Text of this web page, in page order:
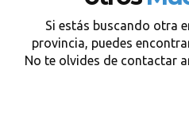
Si estás buscando otra
provincia, puedes
No te olvides de contactar